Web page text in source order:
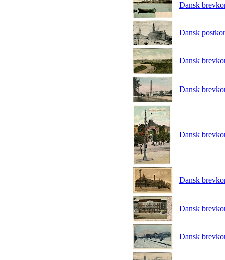
Dansk
Dansk
Dansk
Dansk
Dansk
Dansk
Dansk
Dansk